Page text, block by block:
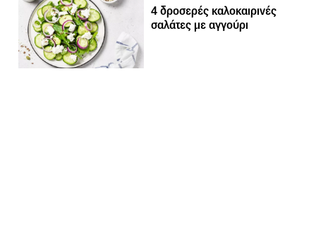
4 δροσερές καλοκαιρινές
σαλάτες με αγγούρι